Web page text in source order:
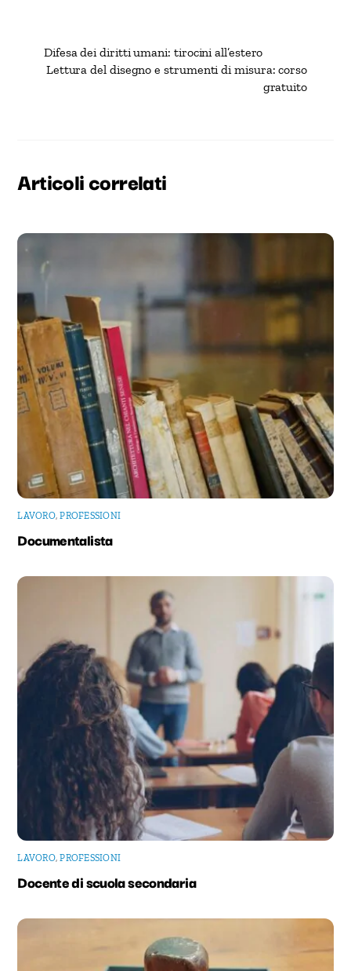
Difesa dei diritti umani: tirocini all’estero
Lettura del disegno e strumenti di misura: corso
gratuito
LAVORO,PROFESSIONI
Documentalista
LAVORO,PROFESSIONI
Docente di scuola secondaria